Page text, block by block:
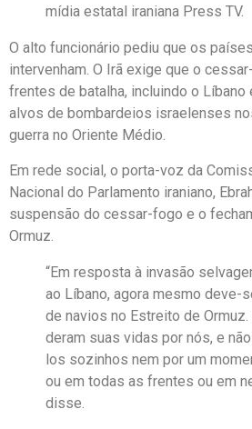
mídia estatal iraniana Press TV.
O alto funcionário pediu que os
intervenham. O Irã exige que o
frentes de batalha, incluindo o Líbano
alvos de bombardeios israelenses
guerra no Oriente Médio.
Em rede social, o porta-voz da
Nacional do Parlamento iraniano,
suspensão do cessar-fogo e o
Ormuz.
“Em resposta à invasão
ao Líbano, agora mesmo deve-
de navios no Estreito de
deram suas vidas por nós, e
los sozinhos nem por um
ou em todas as frentes ou em
disse.